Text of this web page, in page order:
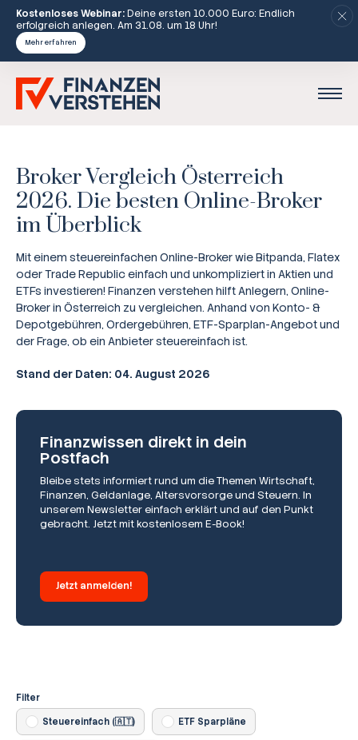
Kostenloses Webinar:Deine ersten 10.000 Euro: Endlich
erfolgreich anlegen. Am 31.08. um 18 Uhr!
Mehr erfahren
Broker Vergleich Österreich
2026. Die besten Online-Broker
im Überblick
Mit einem steuereinfachen Online-Broker wie Bitpanda, Flatex
oder Trade Republic einfach und unkompliziert in Aktien und
ETFs investieren! Finanzen verstehen hilft Anlegern, Online-
Broker in Österreich zu vergleichen. Anhand von Konto- &
Depotgebühren, Ordergebühren, ETF-Sparplan-Angebot und
der Frage, ob ein Anbieter steuereinfach ist.
Stand der Daten: 04. August 2026
Finanzwissen direkt in dein
Postfach
Bleibe stets informiert rund um die Themen Wirtschaft,
Finanzen, Geldanlage, Altersvorsorge und Steuern. In
unserem Newsletter einfach erklärt und auf den Punkt
gebracht. Jetzt mit kostenlosem E-Book!
Jetzt anmelden!
Filter
Steuereinfach (🇦🇹) ETF Sparpläne